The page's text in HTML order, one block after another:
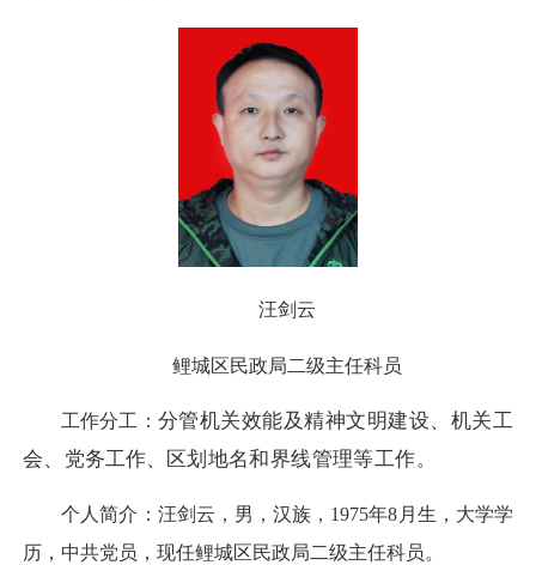
汪剑云
鲤城区民政局二级主任科员
工作分工： 分管机关效能及精神文明建设、机关工
会、 党务工作、 区划地名和界线管理等工作。
个人简介：汪剑云，男，汉族，1975年8月生，大学学
历，中共党员，现任鲤城区民政局二级主任科员。